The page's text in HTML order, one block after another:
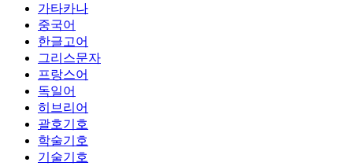
가타카나
중국어
한글고어
그리스문자
프랑스어
독일어
히브리어
괄호기호
학술기호
기술기호